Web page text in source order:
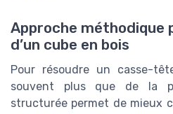
Approche méthodique
d’un cube en bois
Pour résoudre un casse-
souvent plus que de la
structurée permet de mieux